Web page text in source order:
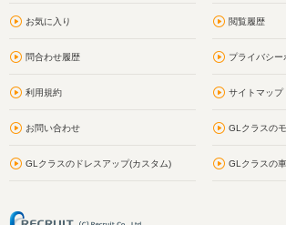
お気に入り 閲覧履歴
問合わせ履歴 プライバシー
利用規約 サイトマップ
お問い合わせ GLクラスの
GLクラスのドレスアップ(カスタム) GLクラスの